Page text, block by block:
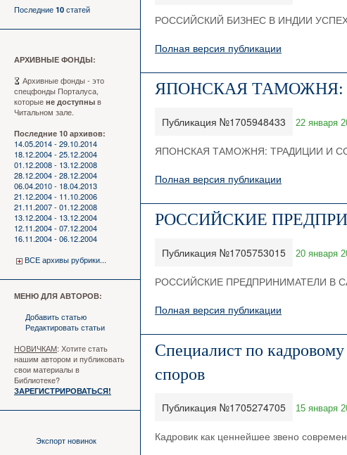
Последние 10 статей
АРХИВНЫЕ ФОНДЫ:
Архивные фонды - это
спецфонды Порталуса,
которые не доступны в
Читальном зале.
Последние 10 архивов:
14.05.2014 - 29.10.2014
18.12.2004 - 25.12.2004
01.12.2008 - 13.12.2008
28.12.2004 - 28.12.2004
06.04.2010 - 18.04.2013
21.12.2004 - 11.10.2006
21.11.2007 - 01.12.2008
13.12.2004 - 13.12.2004
12.11.2004 - 07.12.2004
16.11.2004 - 06.12.2004
ВСЕ архивы рубрики...
МЕНЮ ДЛЯ АВТОРОВ:
Добавить статью
Редактировать статьи
НОВИЧКАМ: Хотите стать
нашим автором и публиковать
свои материалы в
Библиотеке?
ЗАРЕГИСТРИРОВАТЬСЯ!
Экспорт новинок
РОССИЙСКИЙ БИЗНЕС В ИНДИИ
Полная версия публикации
ЯПОНСКАЯ ТАМОЖНЯ:
Публикация №1705948433 22 января
ЯПОНСКАЯ ТАМОЖНЯ: ТРАДИЦИИ И
Полная версия публикации
РОССИЙСКИЕ
Публикация №1705753015 20 января
РОССИЙСКИЕ ПРЕДПРИНИМАТЕЛИ В
Полная версия публикации
Специалист по
споров
Публикация №1705274705 15 января
Кадровик как ценнейшее звено